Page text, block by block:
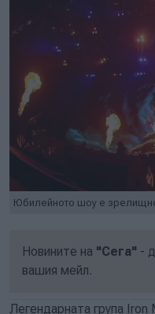
Юбилейното шоу е
Новините на "Сега" -
вашия мейл.
Легендарната група